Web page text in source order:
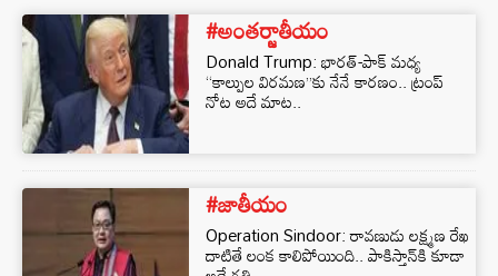
#అంతర్జాతీయం
Donald Trump: భారత్-పాక్ మధ్య
“కాల్పుల విరమణ”కు నేనే కారణం.. ట్రంప్
నోట అదే మాట..
#జాతీయం
Operation Sindoor: రావణుడు లక్ష్మణ రేఖ
దాటితే లంక కాలిపోయింది.. పాకిస్తాన్‌కి కూడా